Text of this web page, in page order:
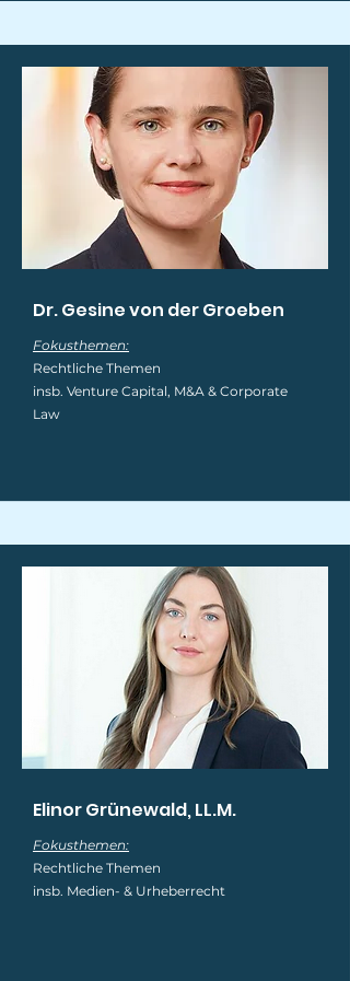
Dr. Gesine von der Groeben
Fokusthemen:
Rechtliche Themen
insb. Venture Capital, M&A & Corporate
Law
Elinor Grünewald, LL.M.
Fokusthemen:
Rechtliche Themen
insb. Medien- & Urheberrecht